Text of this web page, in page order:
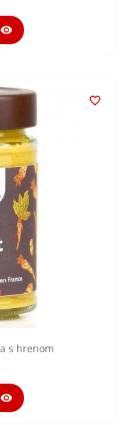


s hrenom
